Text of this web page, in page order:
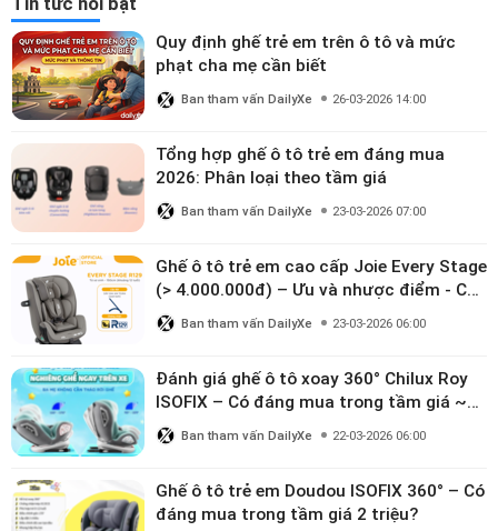
Quy định ghế trẻ em trên ô tô và mức
phạt cha mẹ cần biết
Ban tham vấn DailyXe 26-03-2026 14:00
Tổng hợp ghế ô tô trẻ em đáng mua
2026: Phân loại theo tầm giá
Ban tham vấn DailyXe 23-03-2026 07:00
Ghế ô tô trẻ em cao cấp Joie Every Stage
(> 4.000.000đ) – Ưu và nhược điểm - Có
đáng đầu tư cho bé từ 0–12 tuổi?
Ban tham vấn DailyXe 23-03-2026 06:00
Đánh giá ghế ô tô xoay 360° Chilux Roy
ISOFIX – Có đáng mua trong tầm giá ~3
triệu
Ban tham vấn DailyXe 22-03-2026 06:00
Ghế ô tô trẻ em Doudou ISOFIX 360° – Có
đáng mua trong tầm giá 2 triệu?